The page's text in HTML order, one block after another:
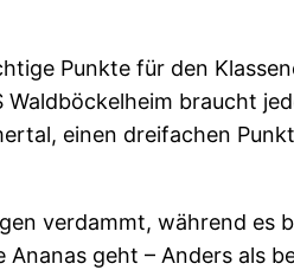
Punkte für den
braucht
einen dreifachen
verdammt, während es
geht – Anders als